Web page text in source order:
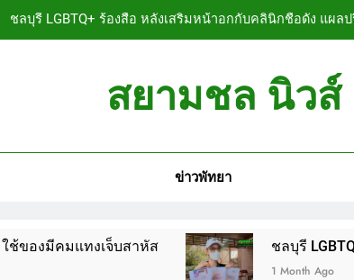
ชลบุรี LGBTQ+ ร้องสื่อ หลังเสริมหน้าอกกับคลินิกชื่อดัง แผล
ชลบุรี ฉลุยก่อนหมดวาระ! สภาเมือ
ชลบุรี LGBTQ+ ร้องสื่อ หลังเสริมหน้าอกกับคลินิกชื่อดัง แผ
ชลบุรี ฉลุยก่อนหมดวาระ! สภาเมื
สยามชล นิวส์
ข่าวพัทยา
เจ็บสาหัส ชลบุรี LGBTQ+ ร้องสื่อ ห
1 Month Ago